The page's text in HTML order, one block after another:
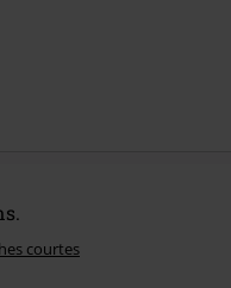
courtes